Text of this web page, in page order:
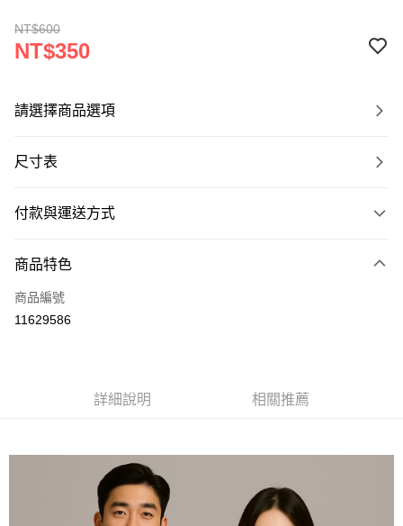
NT$600
NT$350
請選擇商品選項
尺寸表
付款與運送方式
信用卡一次付款
運送方式
商品特色
商品編號
11629586
詳細說明 相關推薦